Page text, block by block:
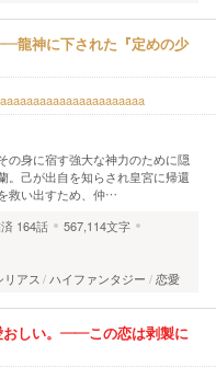
龍神に下された『定めの少
の身に宿す強大な神力のために隠
。己が出自を知らされ皇宮に帰還
救い出すため、仲…
164話
567,114文字
リアス ハイファンタジー 恋愛
おしい。――この恋は剥製に